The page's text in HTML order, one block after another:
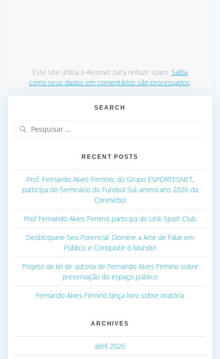
Este site utiliza o Akismet para reduzir spam. Saiba
como seus dados em comentários são processados.
SEARCH
RECENT POSTS
Prof. Fernando Alves Firmino, do Grupo ESPORTESNET,
participa do Seminário do Futebol Sul-americano 2026 da
Conmebol
Prof Fernando Alves Firmino participa do Link Sport Club
Desbloqueie Seu Potencial: Domine a Arte de Falar em
Público e Conquiste o Mundo!
Projeto de lei de autoria de Fernando Alves Firmino sobre
preservação do espaço público
Fernando Alves Firmino lança livro sobre oratória
ARCHIVES
abril 2026